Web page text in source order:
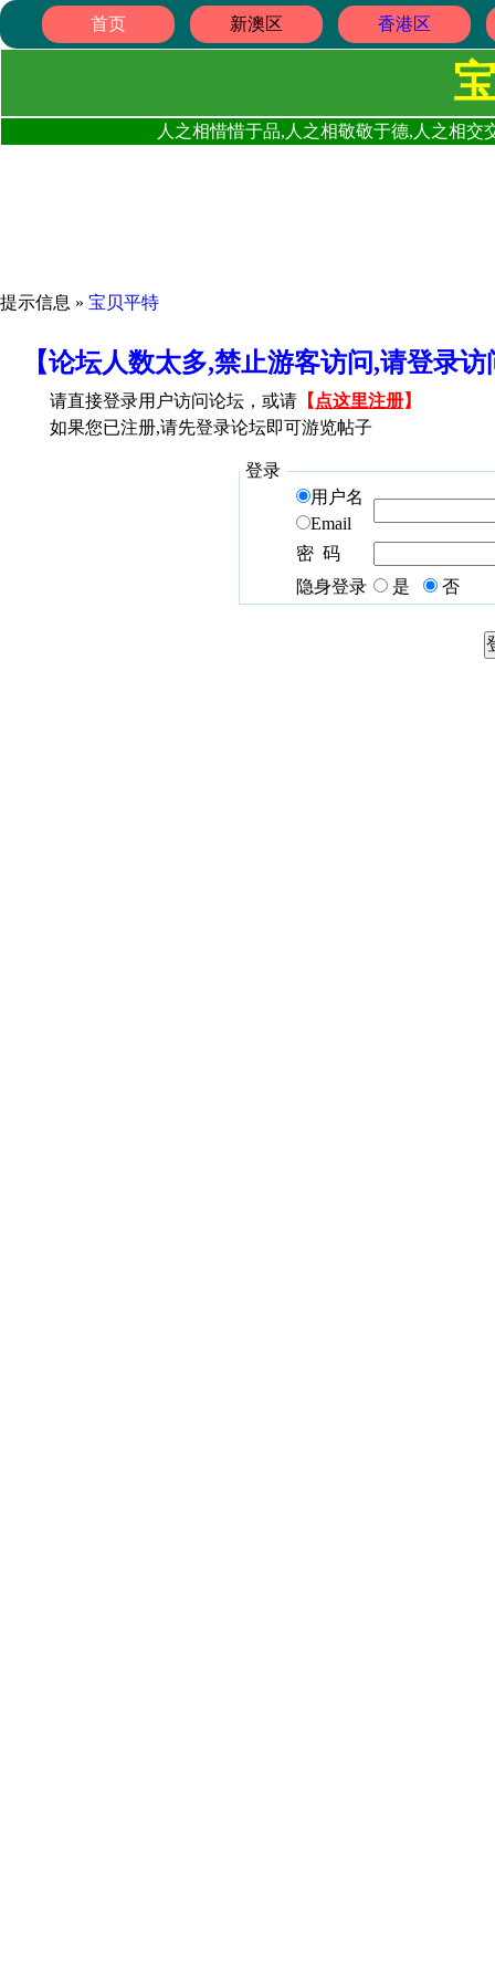
首页 新澳区 香港区
人之相惜惜于品,人之相敬敬于德,人之相
提示信息 » 宝贝平特
【论坛人数太多,禁止游客访问,请登录
请直接登录用户访问论坛，或请 【 点这里注册】
如果您已注册,请先登录论坛即可游览帖子
登录
用户名
Email
密 码
隐身登录
是 否